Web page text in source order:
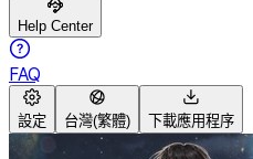
Help Center
FAQ
設定 台灣(繁體) 下載應用程序